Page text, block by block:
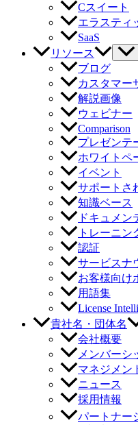
Cスイート
エラスティ
SaaS
リソース
ブログ
カスタマー
解説画像
ウェビナー
Comparison
プレゼンテ
ホワイトペ
イベント
サポートさ
知識ベース
ドキュメン
トレーニン
認証
サービスナ
お客様向け
用語集
License
貴社名・団体名
会社概要
メンバーシ
マネジメン
ニュース
採用情報
パートナー